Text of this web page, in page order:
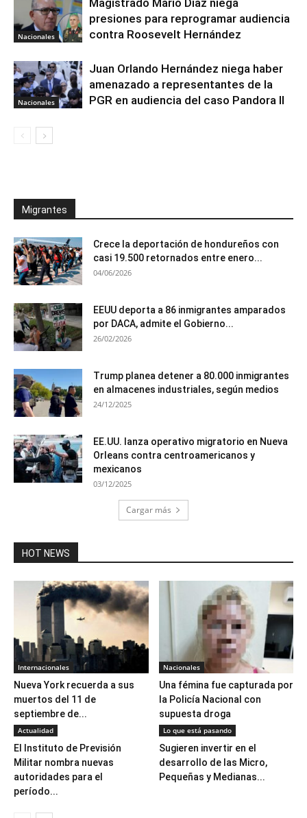
Nacionales
presiones para reprogramar audiencia
contra Roosevelt Hernández
Nacionales
Juan Orlando Hernández niega haber
amenazado a representantes de la
PGR en audiencia del caso Pandora II
Migrantes
Crece la deportación de hondureños con
casi 19.500 retornados entre enero...
04/06/2026
EEUU deporta a 86 inmigrantes amparados
por DACA, admite el Gobierno...
26/02/2026
Trump planea detener a 80.000 inmigrantes
en almacenes industriales, según medios
24/12/2025
EE.UU. lanza operativo migratorio en Nueva
Orleans contra centroamericanos y
mexicanos
03/12/2025
Cargar más
HOT NEWS
Internacionales
Nueva York recuerda a sus
muertos del 11 de
septiembre de...
Nacionales
Una fémina fue capturada por
la Policía Nacional con
supuesta droga
Actualidad
El Instituto de Previsión
Militar nombra nuevas
autoridades para el
período...
Lo que está pasando
Sugieren invertir en el
desarrollo de las Micro,
Pequeñas y Medianas...